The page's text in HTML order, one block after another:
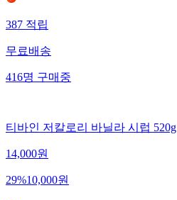
387적립
무료배송
416명구매중
티바인 저칼로리 바닐라 시럽 520g
14,000원
29%10,000원